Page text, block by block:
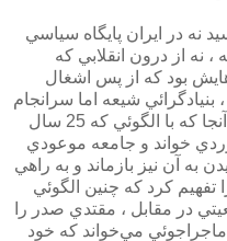
نه در ايران پايگاه سياسي
نه از درون انقلابي كه
بود كه از پس اشغال
شيعه ، بنيادگرائي شيعه اما سرانجام
به دست ايرانيان مهر پايان خورد هم آنجا كه با الگوئي كه 25 سال
خواند و جامعه موعودي
به آن نيز بازماند و به راهي
كرد كه چنين الگوئي
در مقابل ، مقتدي صدر را
مي‌خواند كه خود